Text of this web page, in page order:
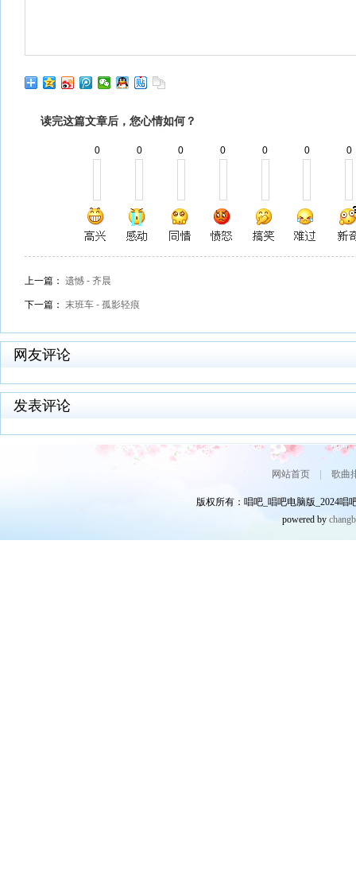
读完这篇文章后，您心情如何？
0 0 0 0 0 0 0
上一篇： 遗憾 - 齐晨
下一篇： 末班车 - 孤影轻痕
网友评论
发表评论
网站首页| 歌曲
版权所有：唱吧_唱吧电脑版_2024唱
powered by